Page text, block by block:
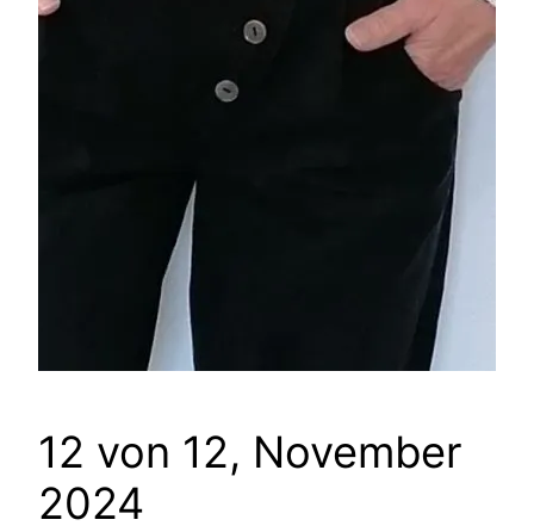
12 von 12, November
2024